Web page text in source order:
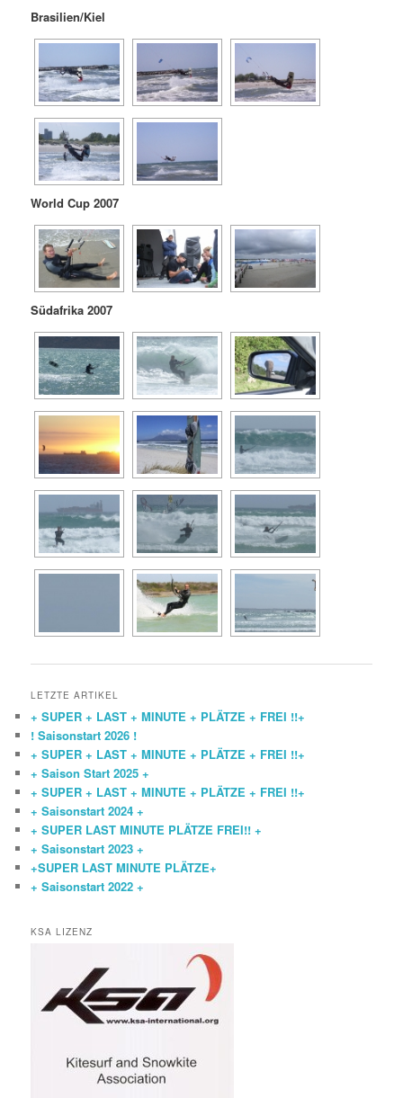
Brasilien/Kiel
World Cup 2007
Südafrika 2007
LETZTE ARTIKEL
+ SUPER + LAST + MINUTE + PLÄTZE + FREI !!+
! Saisonstart 2026 !
+ SUPER + LAST + MINUTE + PLÄTZE + FREI !!+
+ Saison Start 2025 +
+ SUPER + LAST + MINUTE + PLÄTZE + FREI !!+
+ Saisonstart 2024 +
+ SUPER LAST MINUTE PLÄTZE FREI!! +
+ Saisonstart 2023 +
+SUPER LAST MINUTE PLÄTZE+
+ Saisonstart 2022 +
KSA LIZENZ